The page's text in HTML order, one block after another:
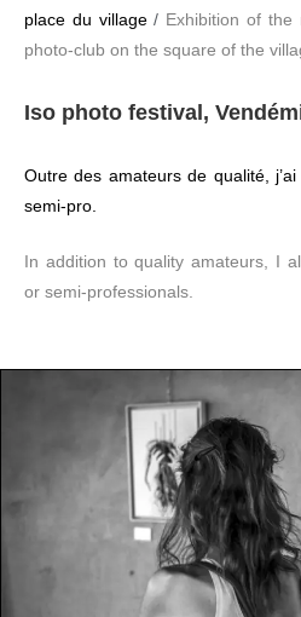
place du village/ Exhibition of the
photo-club on the square of the
Iso photo festival,
Outre des amateurs de qualité,
semi-pro.
In addition to quality amateurs, I
or semi-professionals.